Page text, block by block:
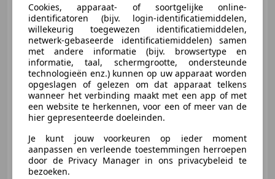
€ 18.500
09/2019 80.136 km Benzine
Cookies, apparaat- of soortgelijke online-
identificatoren (bijv. login-identificatiemiddelen,
willekeurig toegewezen identificatiemiddelen,
netwerk-gebaseerde identificatiemiddelen) samen
met andere informatie (bijv. browsertype en
informatie, taal, schermgrootte, ondersteunde
technologieën enz.) kunnen op uw apparaat worden
opgeslagen of gelezen om dat apparaat telkens
wanneer het verbinding maakt met een app of met
een website te herkennen, voor een of meer van de
hier gepresenteerde doeleinden.
Je kunt jouw voorkeuren op ieder moment
aanpassen en verleende toestemmingen herroepen
door de Privacy Manager in ons privacybeleid te
bezoeken.